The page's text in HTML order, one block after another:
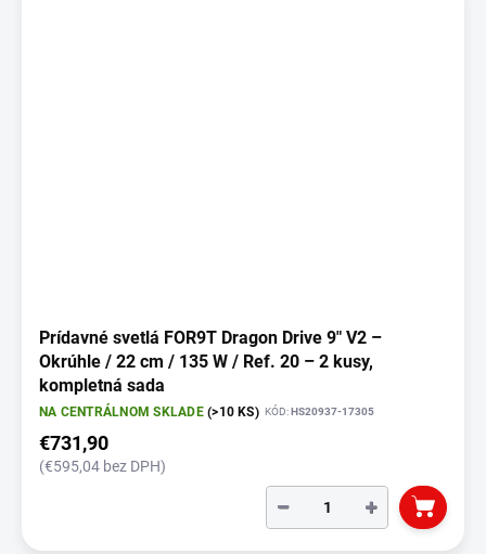
Prídavné svetlá FOR9T Dragon Drive 9" V2 –
Okrúhle / 22 cm / 135 W / Ref. 20 – 2 kusy,
kompletná sada
NA CENTRÁLNOM SKLADE(>10 KS) KÓD:HS20937-17305
€731,90
(€595,04 bez DPH)
+
−